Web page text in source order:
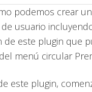
podemos crear
usuario
de este plugin que
menú circular
este plugin,